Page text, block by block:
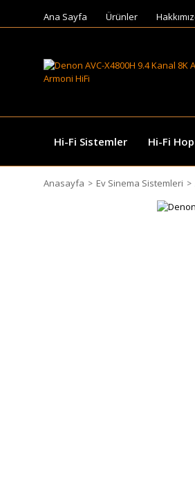
Ana Sayfa Ürünler
Hi-Fi Sistemler Hi-Fi
Anasayfa Ev Sinema Sistemleri